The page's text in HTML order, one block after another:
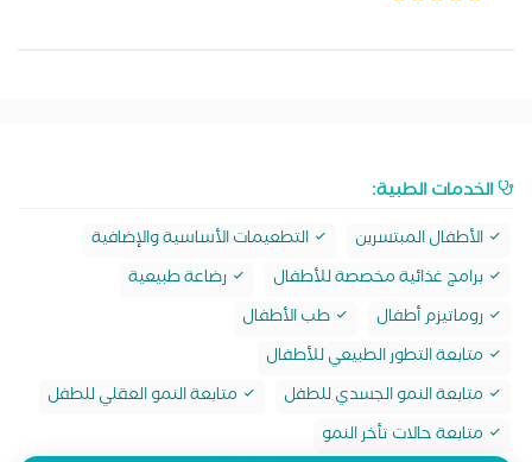
الخدمات الطبية:
الأطفال المبتسرين
التطعيمات الأساسية والإضافية
برامج غذائية مخصصة للأطفال
رضاعة طبيعية
روماتيزم أطفال
طب الأطفال
متابعة التطور الطبيعي للأطفال
متابعة النمو الجسدي للطفل
متابعة النمو العقلي للطفل
متابعة حالات تأخر النمو